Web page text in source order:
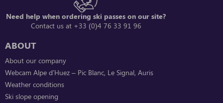
Need help when ordering ski passes on our site?
Contact us at +33 (0)4 76 33 91 96
ABOUT
About our company
Webcam Alpe d’Huez – Pic Blanc, Le Signal, Auris
Weather conditions
Ski slope opening